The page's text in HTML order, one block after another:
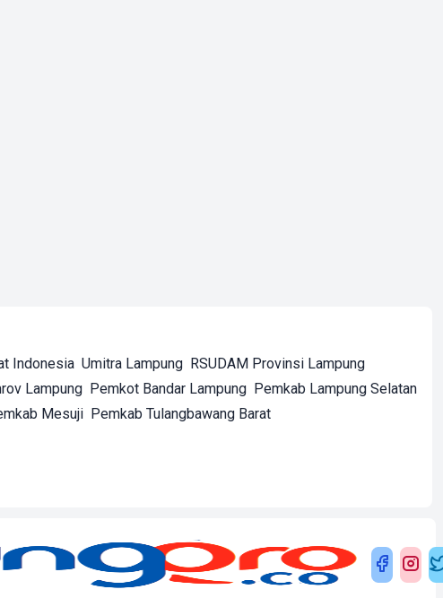
Indonesia Umitra Lampung RSUDAM Provinsi Lampung
Lampung Pemkot Bandar Lampung Pemkab Lampung Selatan
Mesuji Pemkab Tulangbawang Barat